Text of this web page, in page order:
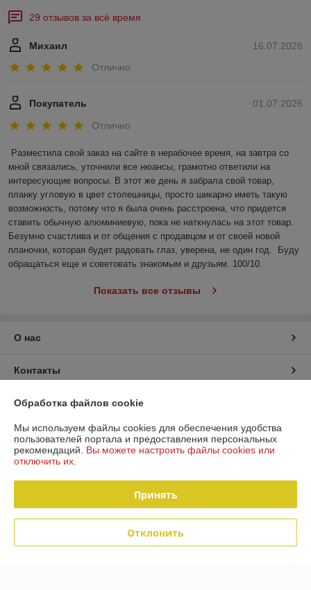
29 отзывов за всё время
16.07.2026
Михаил
Отлично
01.07.2026
Покупатель
Отлично
Разместила свой заказ на сайте в нерабочее время, на завтра со
мной связались, уточнили все нюансы, грамотно ответили на
интересующие вопросы. В этот же день я забрала свой товар,
планку угловую в цвет столешницы, просто шикарно иметь такую
возможность, потому что я была очень расстроена, что придется
ставить обычную алюминиевую, пока не наткнулась на этот товар.
Безумно счастлива и от общения с продавцом и от своей новой
планочки, которая будет радовать глаз, уверена, не один год.  Буду
обращаться еще и советовать знакомым и друзьям. 100/10.
Показать все отзывы
О нас
Контакты
Доставка и оплата
График работы
Полная версия сайта
Политика обработки cookies
Сайт создан на платформе Deal.by
Обработка файлов cookie
Мы используем файлы cookies для обеспечения удобства
пользователей портала и предоставления персональных
рекомендаций. Вы можете настроить файлы cookies или
отключить их.
Принять
Отклонить